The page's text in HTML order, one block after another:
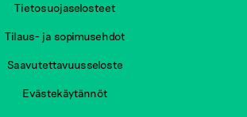
Tietosuojaselosteet
Tilaus- ja sopimusehdot
Saavutettavuusseloste
Evästekäytännöt